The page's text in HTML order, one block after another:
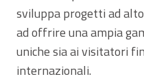
sviluppa progetti ad
ad offrire una ampia
uniche sia ai visitatori
internazionali.